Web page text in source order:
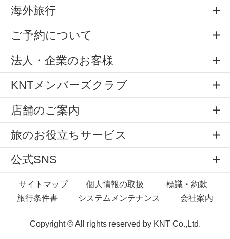
海外旅行
ご予約について
法人・企業のお客様
KNTメンバーズクラブ
店舗のご案内
旅のお役立ちサービス
公式SNS
サイトマップ 個人情報の取扱
標識・約款
旅行条件書
システムメンテナンス 会社案内
Copyright © All rights reserved by KNT Co.,Ltd.